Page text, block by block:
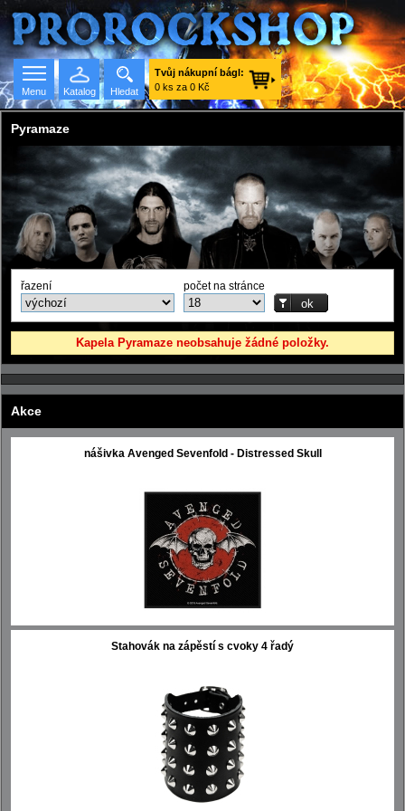
Hledat
Menu
Tvůj nákupní bágl:
0 ks za 0 Kč
Pyramaze
řazení počet na stránce
Kapela Pyramaze neobsahuje žádné položky.
Katalog
Akce
nášivka Avenged Sevenfold - Distressed Skull
Stahovák na zápěstí s cvoky 4 řadý